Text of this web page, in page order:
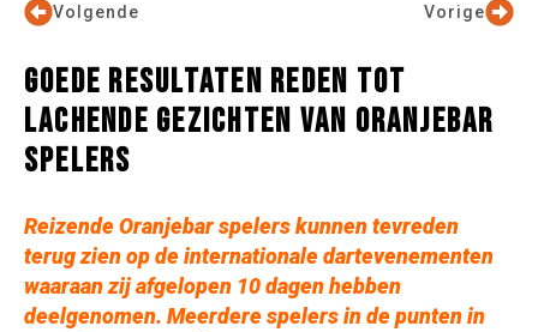
Vorige
Volgende
GOEDE RESULTATEN REDEN TOT
LACHENDE GEZICHTEN VAN ORANJEBAR
SPELERS
Reizende Oranjebar spelers kunnen tevreden
terug zien op de internationale dartevenementen
waaraan zij afgelopen 10 dagen hebben
deelgenomen. Meerdere spelers in de punten in